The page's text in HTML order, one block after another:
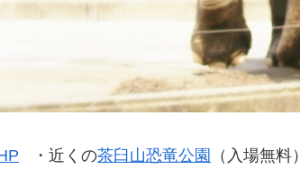
・近くの茶臼山恐竜公園 （入場無料）